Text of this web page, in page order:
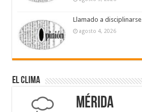
Llamado a disciplinarse
agosto 4, 2026
El Clima
Mérida